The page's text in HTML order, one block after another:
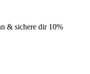
& sichere dir 10%